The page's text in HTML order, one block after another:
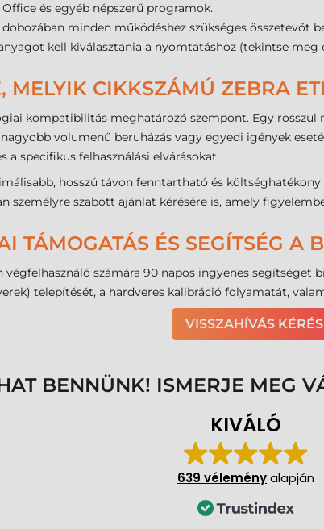
és egyéb népszerű programok.
minden működéshez szükséges összetevőt
kell kiválasztania a nyomtatáshoz (tekintse meg
MELYIK CIKKSZÁMÚ ZEBRA
kompatibilitás meghatározó szempont. Egy
volumenű beruházás vagy egyedi igények
specifikus felhasználási elvárásokat.
hosszú távon fenntartható és
személyre szabott ajánlat kérésére is, amely
TÁMOGATÁS ÉS SEGÍTSÉG A
számára 90 napos ingyenes segítséget
telepítését, a hardveres kalibráció folyamatát,
VISSZAHÍVÁS
BENNÜNK! ISMERJE MEG
KIVÁLÓ
639 véleményalapján